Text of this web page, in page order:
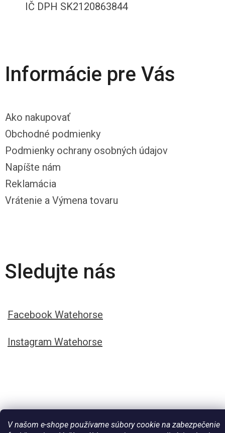
V našom e-shope používame súbory cookie na zabezpečenie
IČ DPH SK2120863844
Informácie pre Vás
Ako nakupovať
Obchodné podmienky
Podmienky ochrany osobných údajov
Napíšte nám
Reklamácia
Vrátenie a Výmena tovaru
Sledujte nás
Facebook Watehorse
Instagram Watehorse